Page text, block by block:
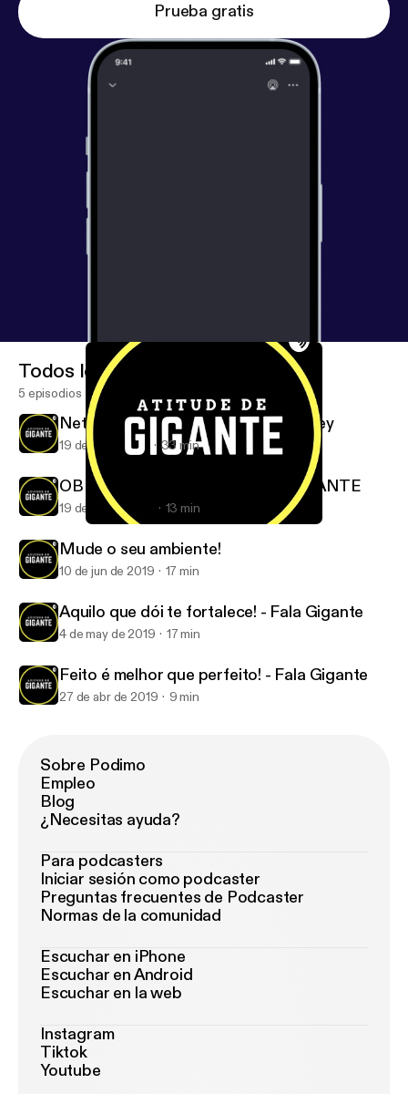
Prueba gratis
FalaGigante
Todos los episodios
5 episodios
Networking - Part Mateus Wanderley
19 de jul de 2019 33 min
OBESIDADE MENTAL - FALA GIGANTE
19 de jun de 2019 13 min
Mude o seu ambiente!
10 de jun de 2019 17 min
Aquilo que dói te fortalece! - Fala Gigante
4 de may de 2019 17 min
Feito é melhor que perfeito! - Fala Gigante
27 de abr de 2019 9 min
Sobre Podimo
Empleo
Blog
¿Necesitas ayuda?
Para podcasters
Iniciar sesión como podcaster
Preguntas frecuentes de Podcaster
Normas de la comunidad
Escuchar en iPhone
Escuchar en Android
Escuchar en la web
Instagram
Tiktok
Youtube